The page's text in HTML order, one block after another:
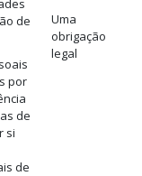
de
por
de
si
de
Uma
obrigação
legal